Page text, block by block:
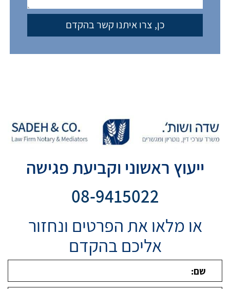
ייעוץ ראשוני וקביעת פגישה
08-9415022
או מלאו את הפרטים ונחזור
אליכם בהקדם